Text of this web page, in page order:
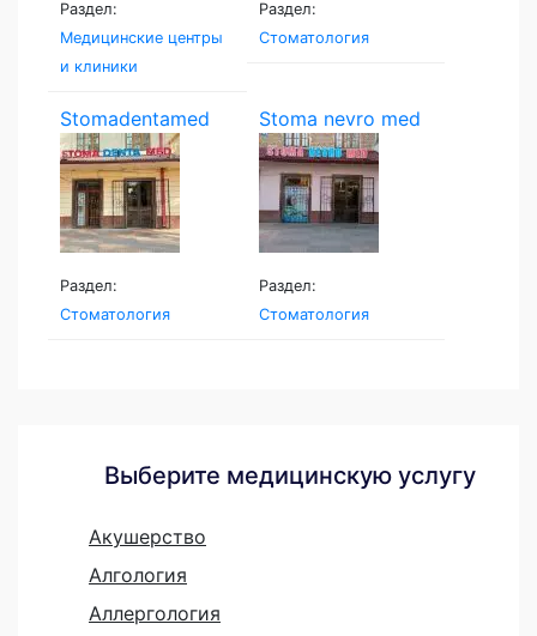
Раздел:
Медицинские центры
и клиники
Раздел:
Стоматология
Stomadentamed
Раздел:
Стоматология
Stoma nevro med
Раздел:
Стоматология
Выберите медицинскую услугу
Акушерство
Алгология
Аллергология